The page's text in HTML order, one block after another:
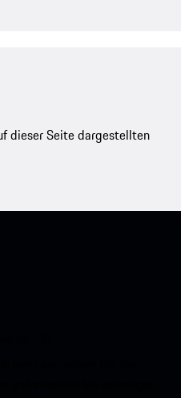
dieser Seite dargestellten